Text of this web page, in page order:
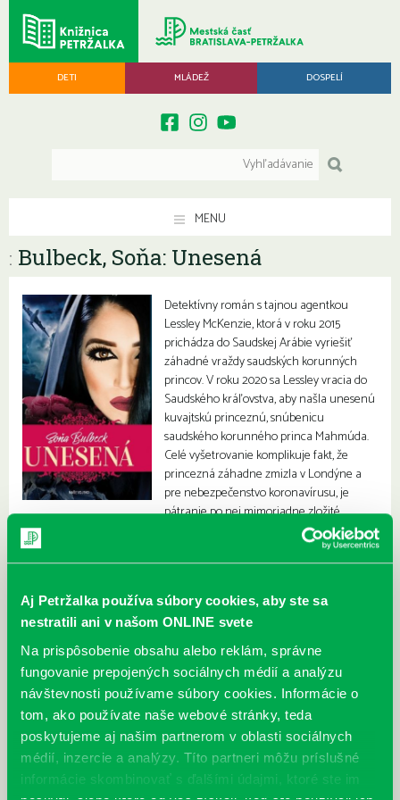
Aj Petržalka používa súbory cookies, aby ste sa
nestratili ani v našom ONLINE svete
Na prispôsobenie obsahu alebo reklám, správne
fungovanie prepojených sociálnych médií a analýzu
návštevnosti používame súbory cookies. Informácie o
tom, ako používate naše webové stránky, teda
poskytujeme aj našim partnerom v oblasti sociálnych
médií, inzercie a analýzy. Títo partneri môžu príslušné
informácie skombinovať s ďalšími údajmi, ktoré ste im
DETI MLÁDEŽ DOSPELÍ
MENU
: Bulbeck, Soňa: Unesená
Detektívny román s tajnou agentkou
Lessley McKenzie, ktorá v roku 2015
prichádza do Saudskej Arábie vyriešiť
záhadné vraždy saudských korunných
princov. V roku 2020 sa Lessley vracia do
Saudského kráľovstva, aby našla unesenú
kuvajtskú princeznú, snúbenicu
saudského korunného princa Mahmúda.
Celé vyšetrovanie komplikuje fakt, že
princezná záhadne zmizla v Londýne a
pre nebezpečenstvo koronavírusu, je
pátranie po nej mimoriadne zložité.